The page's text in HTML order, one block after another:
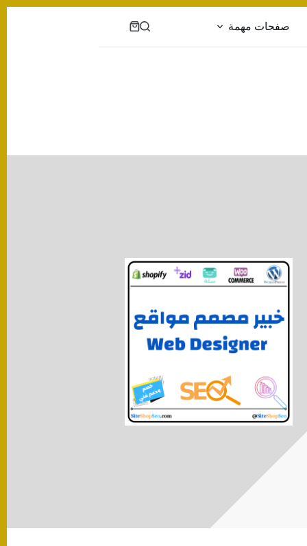
صفحات مهمة
عربة